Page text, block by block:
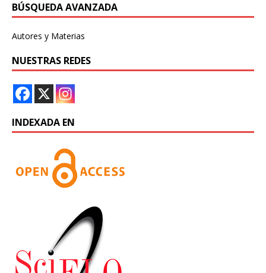
BÚSQUEDA AVANZADA
Autores y Materias
NUESTRAS REDES
INDEXADA EN